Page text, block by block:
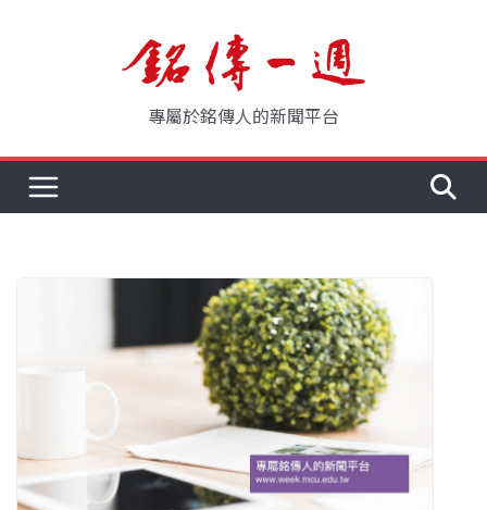
專屬於銘傳人的新聞平台